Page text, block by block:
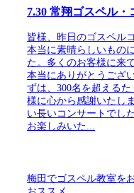
7.30 常翔ゴスペル・
皆様、昨日のゴスペル
本当に素晴らしいもの
た。多くのお客様に来
本当にありがとうござ
ずは、300名を超える
様に心から感謝いたし
い長いコンサートでし
お楽しみいた...
梅田でゴスペル教室を